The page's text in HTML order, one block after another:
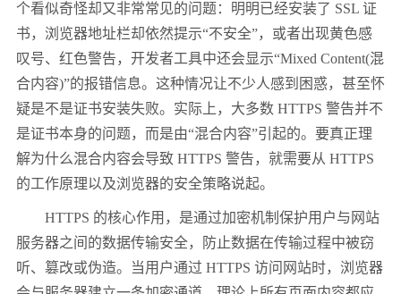
个看似奇怪却又非常常见的问题：明明已经安装了 SSL 证
书，浏览器地址栏却依然提示“不安全”，或者出现黄色感
叹号、红色警告，开发者工具中还会显示“Mixed Content(混
合内容)”的报错信息。这种情况让不少人感到困惑，甚至怀
疑是不是证书安装失败。实际上，大多数 HTTPS 警告并不
是证书本身的问题，而是由“混合内容”引起的。要真正理
解为什么混合内容会导致 HTTPS 警告，就需要从 HTTPS
的工作原理以及浏览器的安全策略说起。
HTTPS 的核心作用，是通过加密机制保护用户与网站
服务器之间的数据传输安全，防止数据在传输过程中被窃
听、篡改或伪造。当用户通过 HTTPS 访问网站时，浏览器